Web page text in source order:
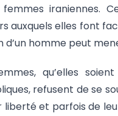
femmes iraniennes.
auxquels elles font
d’un homme peut
qu’elles
refusent de se
liberté et parfois de